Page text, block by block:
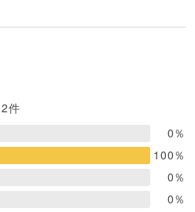
2件
0％
100％
0％
0％